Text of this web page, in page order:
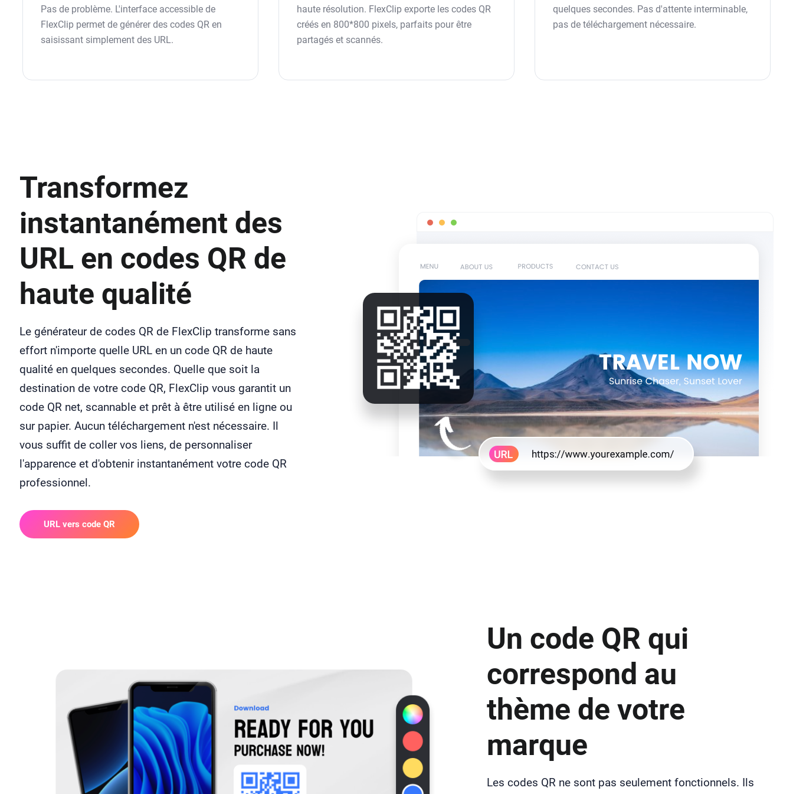
Pas de problème. L'interface accessible de
FlexClip permet de générer des codes QR en
saisissant simplement des URL.
haute résolution. FlexClip exporte les codes QR
créés en 800*800 pixels, parfaits pour être
partagés et scannés.
quelques secondes. Pas d'attente interminable,
pas de téléchargement nécessaire.
Transformez
instantanément des
URL en codes QR de
haute qualité
Le générateur de codes QR de FlexClip transforme sans
effort n'importe quelle URL en un code QR de haute
qualité en quelques secondes. Quelle que soit la
destination de votre code QR, FlexClip vous garantit un
code QR net, scannable et prêt à être utilisé en ligne ou
sur papier. Aucun téléchargement n'est nécessaire. Il
vous suffit de coller vos liens, de personnaliser
l'apparence et d'obtenir instantanément votre code QR
professionnel.
URL vers code QR
Un code QR qui
correspond au
thème de votre
marque
Les codes QR ne sont pas seulement fonctionnels. Ils